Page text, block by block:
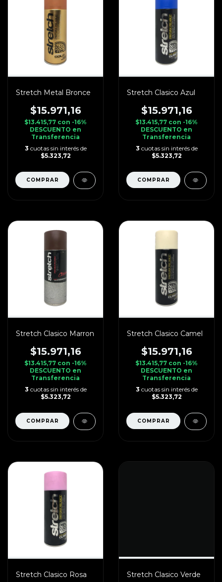
Stretch Metal Bronce
$15.971,16
$13.415,77 con -16%
DESCUENTO en
Transferencia
3 cuotas sin interés de
$5.323,72
Stretch Clasico Azul
$15.971,16
$13.415,77 con -16%
DESCUENTO en
Transferencia
3 cuotas sin interés de
$5.323,72
Stretch Clasico Marron
$15.971,16
$13.415,77 con -16%
DESCUENTO en
Transferencia
3 cuotas sin interés de
$5.323,72
Stretch Clasico Camel
$15.971,16
$13.415,77 con -16%
DESCUENTO en
Transferencia
3 cuotas sin interés de
$5.323,72
Stretch Clasico Rosa Stretch Clasico Verde